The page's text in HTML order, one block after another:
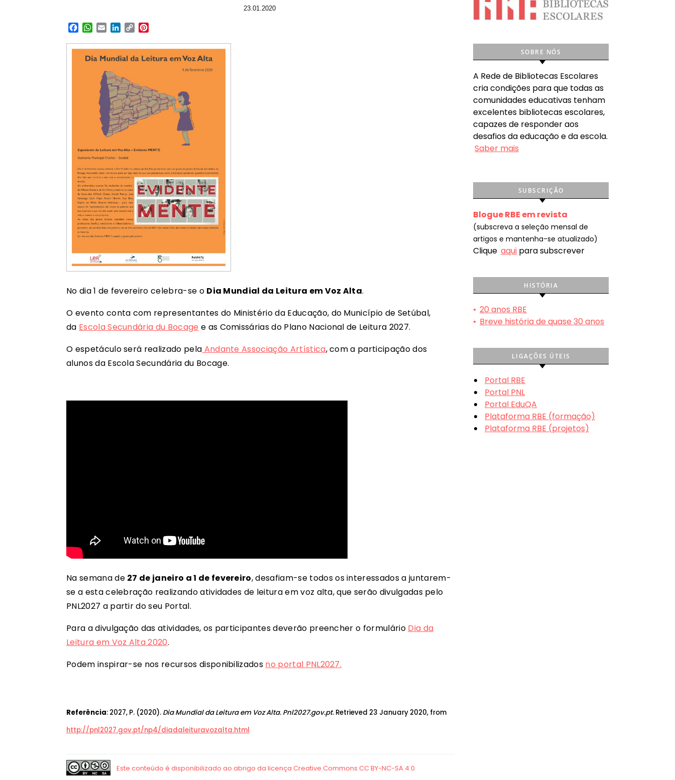
23.01.2020
Facebook
WhatsApp
EmailLinkedIn
Copy
No dia 1 de fevereiro celebra-se o Dia Mundial da Leitura em Voz Alta.
O evento conta com representantes do Ministério da Educação, do Município de Setúbal,
da Escola Secundária du Bocage e as Comissárias do Plano Nacional de Leitura 2027.
O espetáculo será realizado pela Andante Associação Artística, com a participação dos
alunos da Escola Secundária du Bocage.
Na semana de 27 de janeiro a 1 de fevereiro, desafiam-se todos os interessados a juntarem-
se a esta celebração realizando atividades de leitura em voz alta, que serão divulgadas pelo
PNL2027 a partir do seu Portal.
Para a divulgação das atividades, os participantes deverão preencher o formulário Dia da
Leitura em Voz Alta 2020.
Podem inspirar-se nos recursos disponibilizados no portal PNL2027.
Referência: 2027, P. (2020). Dia Mundial da Leitura em Voz Alta. Pnl2027.gov.pt. Retrieved 23 January 2020, from
http://pnl2027.gov.pt/np4/diadaleituravozalta.html
SOBRE NÓS
A Rede de Bibliotecas Escolares
cria condições para que todas as
comunidades educativas tenham
excelentes bibliotecas escolares,
capazes de responder aos
desafios da educação e da escola.
Saber mais
SUBSCRIÇÃO
Blogue RBE em revista
(subscreva a seleção mensal de
artigos e mantenha-se atualizado)
Clique aqui para subscrever
HISTÓRIA
• 20 anos RBE
• Breve história de quase 30 anos
LIGAÇÕES ÚTEIS
Portal RBE
Portal PNL
Portal EduQA
Plataforma RBE (formação)
Plataforma RBE (projetos)